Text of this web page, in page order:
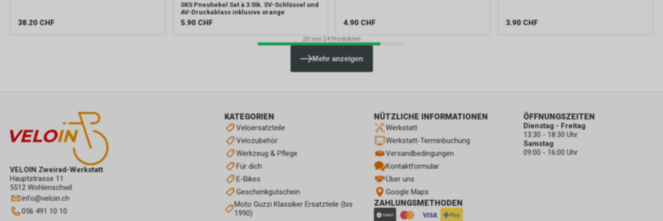
38.20 CHF
SKS Pneuhebel Set à 3 Stk. SV-Schlüssel und
AV-Druckablass inklusive orange
5.90 CHF 4.90 CHF 3.90 CHF
20von 24Produkten
Mehr anzeigen
VELOIN Zweirad-Werkstatt
Hauptstrasse 11
5512 Wohlenschwil
info@veloin.ch
056 491 10 10
KATEGORIEN
Veloersatzteile
Velozubehör
Werkzeug & Pflege
Für dich
E-Bikes
Geschenkgutschein
Moto Guzzi Klassiker Ersatzteile (bis
1990)
NÜTZLICHE INFORMATIONEN
Werkstatt
Werkstatt-Terminbuchung
Versandbedingungen
Kontaktformular
Über uns
Google Maps
ZAHLUNGSMETHODEN
ÖFFNUNGSZEITEN
Dienstag - Freitag
13:30 - 18:30 Uhr
Samstag
09:00 - 16:00 Uhr